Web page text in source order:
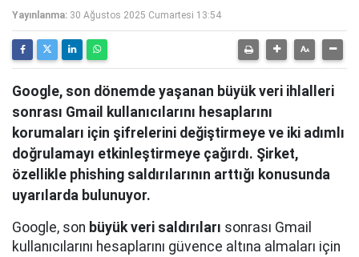
Yayınlanma: 30 Ağustos 2025 Cumartesi 13:54
Google, son dönemde yaşanan büyük veri ihlalleri
sonrası Gmail kullanıcılarını hesaplarını
korumaları için şifrelerini değiştirmeye ve iki adımlı
doğrulamayı etkinleştirmeye çağırdı. Şirket,
özellikle phishing saldırılarının arttığı konusunda
uyarılarda bulunuyor.
Google, son büyük veri saldırıları sonrası Gmail
kullanıcılarını hesaplarını güvence altına almaları için